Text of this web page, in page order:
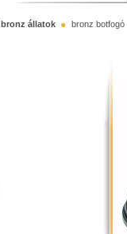
bronz állatok bronz botfogó